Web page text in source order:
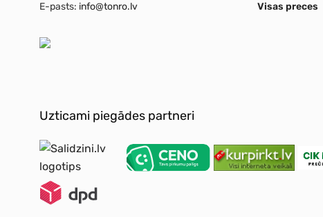
E-pasts: info@tonro.lv
Visas preces
Uzticami piegādes partneri